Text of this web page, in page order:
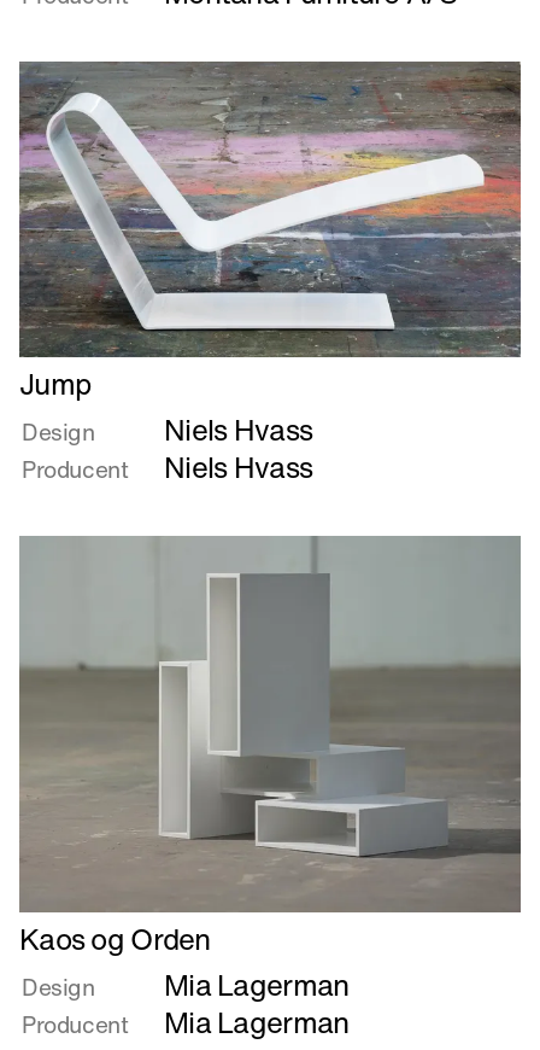
to
out
than
to
fade
away
Læs
mere
om
Jump
Jump
Design Niels Hvass
Producent Niels Hvass
Læs
mere
om
Kaos
og
Kaos og Orden
Design Mia Lagerman
Producent Mia Lagerman